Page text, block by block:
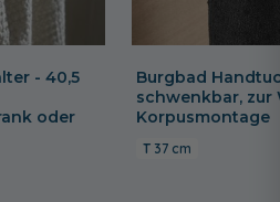
- 40,5
oder
Burgbad
schwenkbar, zur
Korpusmontage
37 cm